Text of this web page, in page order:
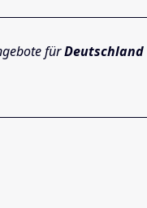
fürDeutschland